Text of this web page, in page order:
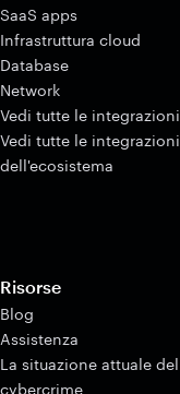
SaaS apps
Infrastruttura cloud
Database
Network
Vedi tutte le integrazioni
Vedi tutte le integrazioni
dell'ecosistema
Risorse
Blog
Assistenza
La situazione attuale del
cybercrime